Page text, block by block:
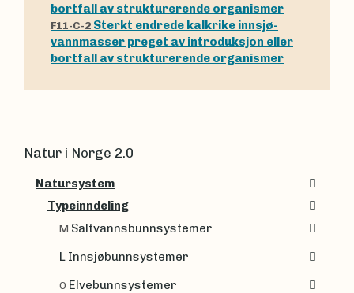
bortfall av strukturerende organismer
F11-C-2 Sterkt endrede kalkrike innsjø-
vannmasser preget av introduksjon eller
bortfall av strukturerende organismer
Natur i Norge 2.0
Natursystem
Typeinndeling
M Saltvannsbunnsystemer
L Innsjøbunnsystemer
O Elvebunnsystemer